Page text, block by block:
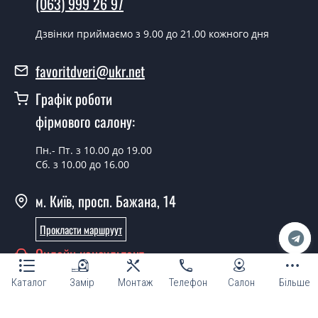
Каталог Замір Монтаж Телефон Салон Більше
У вас є в наявності готові двері
вхідні?
Так, ми маємо великий асортимент готових вхідних
Яка вартість найдешевших вхідних
дверей?
Від 5200 грн.
що порадите?
Кожна наша порада індивідуальна, у тому числі і з
приводу вхідних дверей економ класу. Спробуйте
звернутися до наших менеджерів будь-яким зручним
для Вас способом - ми підберемо недорогий варіант.
Дзвінки приймаємо з 9.00 до 21.00 кожного дня
favoritdveri@ukr.net
Графік роботи
фірмового салону:
Пн.- Пт. з 10.00 до 19.00
Сб. з 10.00 до 16.00
м. Київ, просп. Бажана, 14
Прокласти маршруут
Онлайн консультант